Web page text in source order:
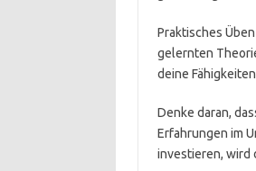
Praktisches
gelernten
deine
Denke daran,
Erfahrungen im
investieren, wird